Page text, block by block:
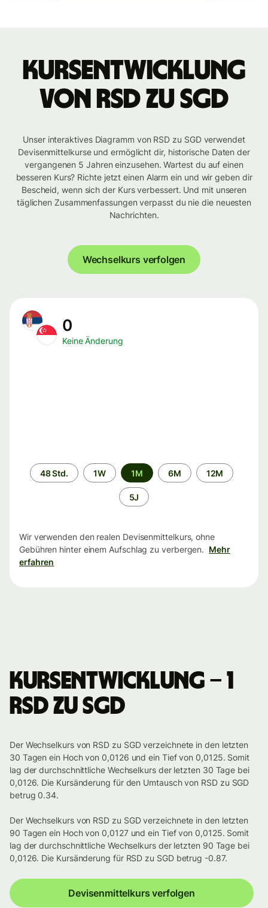
Kursentwicklung
von RSD zu SGD
Unser interaktives Diagramm von RSD zu SGD verwendet
Devisenmittelkurse und ermöglicht dir, historische Daten der
vergangenen 5 Jahren einzusehen. Wartest du auf einen
besseren Kurs? Richte jetzt einen Alarm ein und wir geben dir
Bescheid, wenn sich der Kurs verbessert. Und mit unseren
täglichen Zusammenfassungen verpasst du nie die neuesten
Nachrichten.
Wechselkurs verfolgen
0
Keine Änderung
Zeitraum
48 Std. 1W 1M 6M 12M
5J
Wir verwenden den realen Devisenmittelkurs, ohne
Gebühren hinter einem Aufschlag zu verbergen. Mehr
erfahren
Kursentwicklung – 1
RSD zu SGD
Der Wechselkurs von RSD zu SGD verzeichnete in den letzten
30 Tagen ein Hoch von 0,0126 und ein Tief von 0,0125. Somit
lag der durchschnittliche Wechselkurs der letzten 30 Tage bei
0,0126. Die Kursänderung für den Umtausch von RSD zu SGD
betrug 0.34.
Der Wechselkurs von RSD zu SGD verzeichnete in den letzten
90 Tagen ein Hoch von 0,0127 und ein Tief von 0,0125. Somit
lag der durchschnittliche Wechselkurs der letzten 90 Tage bei
0,0126. Die Kursänderung für RSD zu SGD betrug -0.87.
Devisenmittelkurs verfolgen